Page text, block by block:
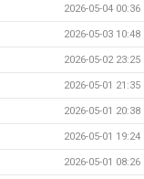
2026-05-04 00:36
2026-05-03 10:48
2026-05-02 23:25
2026-05-01 21:35
2026-05-01 20:38
2026-05-01 19:24
2026-05-01 08:26